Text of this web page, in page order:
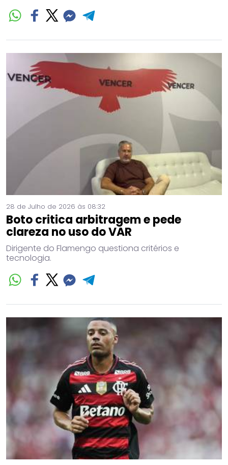
28 de Julho de 2026 às 08:32
Boto critica arbitragem e pede
clareza no uso do VAR
Dirigente do Flamengo questiona critérios e
tecnologia.